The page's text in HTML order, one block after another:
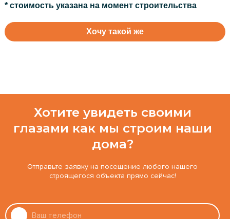
* стоимость указана на момент строительства
Хочу такой же
Хотите увидеть своими
глазами как мы строим наши
дома?
Отправьте заявку на посещение любого нашего
строящегося объекта прямо сейчас!